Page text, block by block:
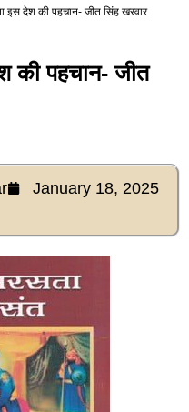
इस देश की पहचान- जीत सिंह खरवार
की पहचान- जीत
January 18, 2025